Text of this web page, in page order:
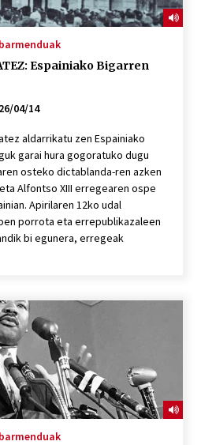
Espainiako Bigarren
04/14
aldarrikatu zen Espainiako
garai hura gogoratuko dugu
osteko dictablanda-ren azken
Alfontso XIII erregearen ospe
Apirilaren 12ko udal
porrota eta errepublikazaleen
bi egunera, erregeak